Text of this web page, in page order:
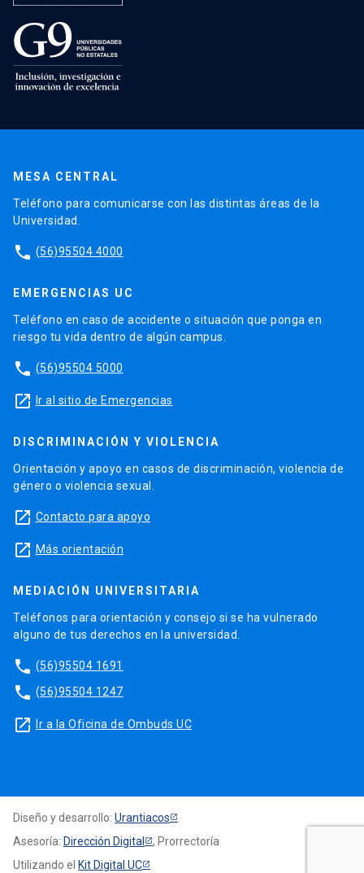
MESA CENTRAL
Teléfono para comunicarse con las distintas áreas de la
Universidad.
phone (56)95504 4000
EMERGENCIAS UC
Teléfono en caso de accidente o situación que ponga en
riesgo tu vida dentro de algún campus.
phone (56)95504 5000
launch Ir al sitio de Emergencias
DISCRIMINACIÓN Y VIOLENCIA
Orientación y apoyo en casos de discriminación, violencia de
género o violencia sexual.
launch Contacto para apoyo
launch Más orientación
MEDIACIÓN UNIVERSITARIA
Teléfonos para orientación y consejo si se ha vulnerado
alguno de tus derechos en la universidad.
phone (56)95504 1691
phone (56)95504 1247
launch Ir a la Oficina de Ombuds UC
Diseño y desarrollo: Urantiacos
Asesoría: Dirección Digital
, Prorrectoría
Utilizando el Kit Digital UC